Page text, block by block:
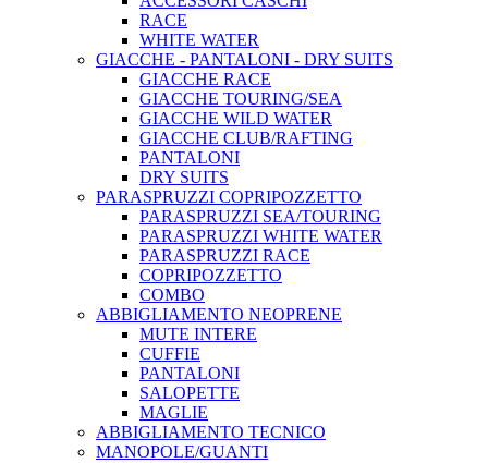
RACE
WHITE WATER
GIACCHE - PANTALONI - DRY SUITS
GIACCHE RACE
GIACCHE TOURING/SEA
GIACCHE WILD WATER
GIACCHE CLUB/RAFTING
PANTALONI
DRY SUITS
PARASPRUZZI COPRIPOZZETTO
PARASPRUZZI SEA/TOURING
PARASPRUZZI WHITE WATER
PARASPRUZZI RACE
COPRIPOZZETTO
COMBO
ABBIGLIAMENTO NEOPRENE
MUTE INTERE
CUFFIE
PANTALONI
SALOPETTE
MAGLIE
ABBIGLIAMENTO TECNICO
MANOPOLE/GUANTI